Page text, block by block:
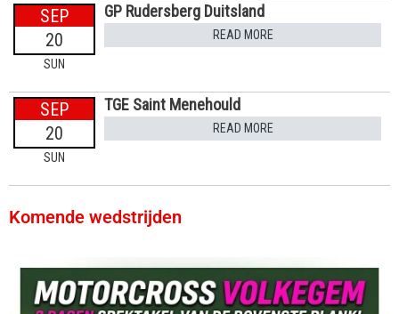
SEP
20
SUN
GP Rudersberg Duitsland
READ MORE
SEP
20
SUN
TGE Saint Menehould
READ MORE
Komende wedstrijden